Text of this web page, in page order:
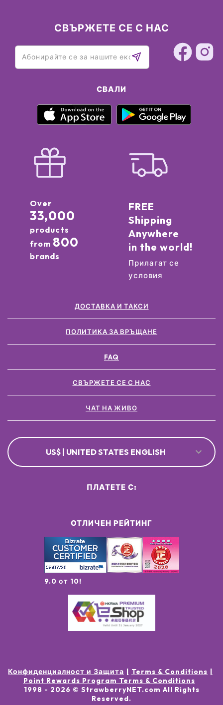
СВЪРЖЕТЕ СЕ С НАС
СВАЛИ
Over
33,000
products
from 800
brands
FREE
Shipping
Anywhere
in the world!
Прилагат се
условия
ДОСТАВКА И ТАКСИ
ПОЛИТИКА ЗА ВРЪЩАНЕ
FAQ
СВЪРЖЕТЕ СЕ С НАС
ЧАТ НА ЖИВО
US$ | UNITED STATES ENGLISH
ОТЛИЧЕН РЕЙТИНГ
9.0 от 10!
ПЛАТЕТЕ С:
Конфиденциалност и Защита
Terms & Conditions
Point Rewards Program Terms & Conditions
1998 - 2026 © StrawberryNET.com All Rights
Reserved.